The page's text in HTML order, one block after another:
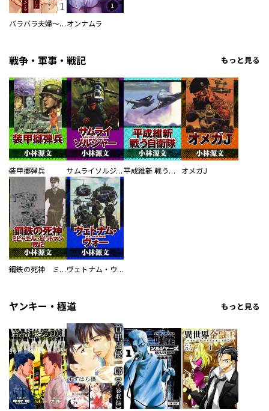
バラバラ夫婦～手足をなくした夫はまだ生きてる オンナムラ
戦争・軍事・戦記 もっと見る
装甲擲弾兵 サムライソルジャー SAMURAI SOLDIER 平成維新 戦う自衛隊 オメガJ
鋼鉄の死神 ミヒャエル・ビットマン戦記 ヴェトナム・ウォー VIETNAM WAR
ヤンキー・極道 もっと見る